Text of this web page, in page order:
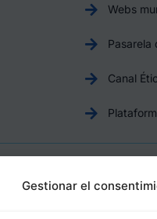
Gestionar el
Webs
Pasarela
Canal
de España, 1, 18600,